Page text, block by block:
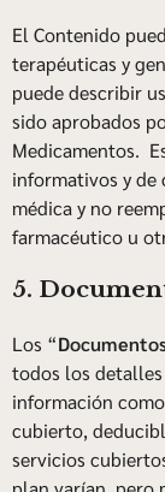
El Contenido
terapéuticas y
puede describir
sido aprobados
Medicamentos.
informativos y de
médica y no
farmacéutico u
5.
Los “
todos los
información
cubierto,
servicios